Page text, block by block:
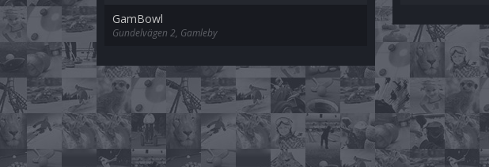
GamBowl
Gundelvägen 2, Gamleby